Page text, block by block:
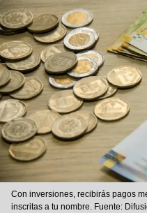
Con inversiones, recibirás pagos
inscritas a tu nombre. Fuente: